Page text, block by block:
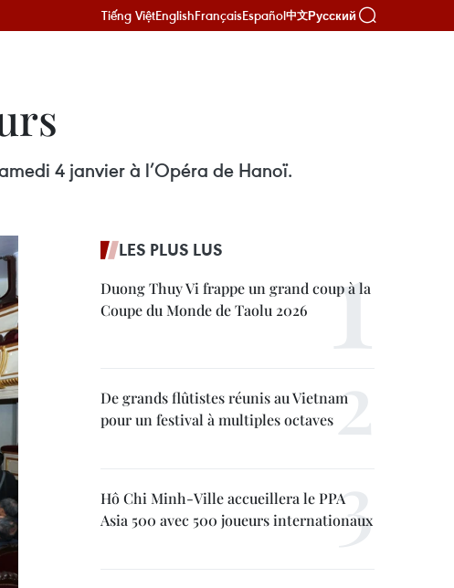
Tiếng ViệtEnglishFrançaisEspañol中文Русский
4 janvier à l’Opéra de Hanoï.
LES PLUS LUS
Duong Thuy Vi frappe un grand coup à la
Coupe du Monde de Taolu 2026
De grands flûtistes réunis au Vietnam
pour un festival à multiples octaves
Hô Chi Minh-Ville accueillera le PPA
Asia 500 avec 500 joueurs internationaux